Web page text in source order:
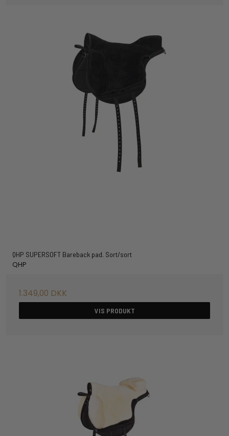
QHP SUPERSOFT Bareback pad. Sort/sort
QHP
1.349,00 DKK
VIS PRODUKT